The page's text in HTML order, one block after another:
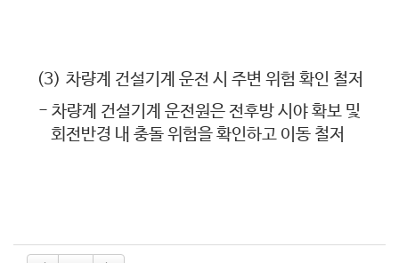
(3) 차량계 건설기계 운전 시 주변 위험 확인 철저
- 차량계 건설기계 운전원은 전후방 시야 확보 및
회전반경 내 충돌 위험을 확인하고 이동 철저